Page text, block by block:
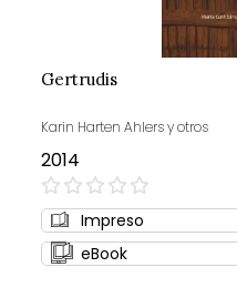
Gertrudis
Karin Harten Ahlers y otros
2014
0%
Impreso
eBook